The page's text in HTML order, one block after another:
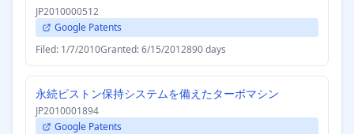
JP2010000512
Google Patents
Filed: 1/7/2010Granted: 6/15/2012890 days
永続ピストン保持システムを備えたターボマシン
JP2010001894
Google Patents